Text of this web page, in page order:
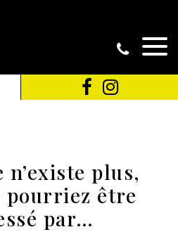
n’existe plus,
pourriez être
par…